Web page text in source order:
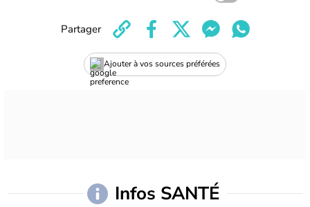
Ajouter à vos sources préférées
Partager
Infos SANTÉ